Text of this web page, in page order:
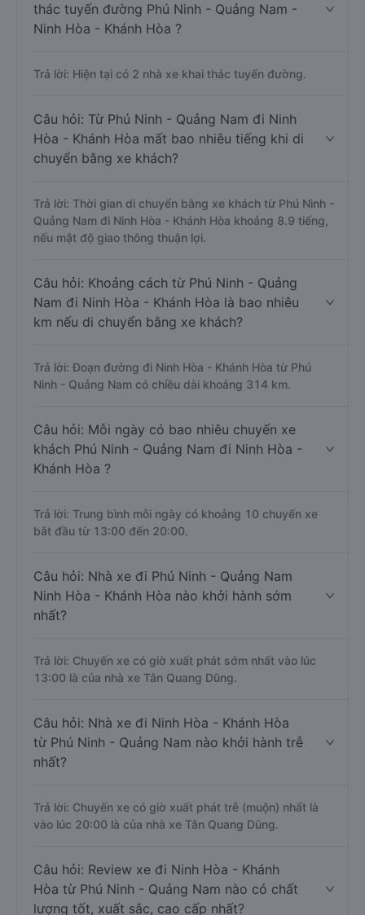
thác tuyến đường Phú Ninh - Quảng Nam -
Ninh Hòa - Khánh Hòa ?
Trả lời: Hiện tại có 2 nhà xe khai thác tuyến đường.
Câu hỏi: Từ Phú Ninh - Quảng Nam đi Ninh
Hòa - Khánh Hòa mất bao nhiêu tiếng khi di
chuyển bằng xe khách?
Trả lời: Thời gian di chuyển bằng xe khách từ Phú Ninh -
Quảng Nam đi Ninh Hòa - Khánh Hòa khoảng 8.9 tiếng,
nếu mật độ giao thông thuận lợi.
Câu hỏi: Khoảng cách từ Phú Ninh - Quảng
Nam đi Ninh Hòa - Khánh Hòa là bao nhiêu
km nếu di chuyển bằng xe khách?
Trả lời: Đoạn đường đi Ninh Hòa - Khánh Hòa từ Phú
Ninh - Quảng Nam có chiều dài khoảng 314 km.
Câu hỏi: Mỗi ngày có bao nhiêu chuyến xe
khách Phú Ninh - Quảng Nam đi Ninh Hòa -
Khánh Hòa ?
Trả lời: Trung bình mỗi ngày có khoảng 10 chuyến xe
bắt đầu từ 13:00 đến 20:00.
Câu hỏi: Nhà xe đi Phú Ninh - Quảng Nam
Ninh Hòa - Khánh Hòa nào khởi hành sớm
nhất?
Trả lời: Chuyến xe có giờ xuất phát sớm nhất vào lúc
13:00 là của nhà xe Tân Quang Dũng.
Câu hỏi: Nhà xe đi Ninh Hòa - Khánh Hòa
từ Phú Ninh - Quảng Nam nào khởi hành trễ
nhất?
Trả lời: Chuyến xe có giờ xuất phát trễ (muộn) nhất là
vào lúc 20:00 là của nhà xe Tân Quang Dũng.
Câu hỏi: Review xe đi Ninh Hòa - Khánh
Hòa từ Phú Ninh - Quảng Nam nào có chất
lượng tốt, xuất sắc, cao cấp nhất?